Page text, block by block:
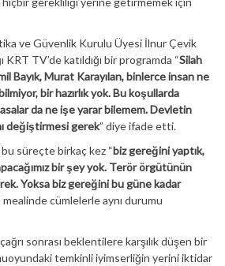
ve Güvenlik Kurulu Üyesi İlnur Çevik
KRT TV’de katıldığı bir programda “Silah
Bayık, Murat Karayılan, binlerce insan ne
bir hazırlık yok. Bu koşullarda
da ne işe yarar bilemem. Devletin
değiştirmesi gerek” diye ifade etti.
bu süreçte birkaç kez “biz gereğini yaptık,
bir şey yok. Terör örgütünün
Yoksa biz gereğini bu güne kadar
mealinde cümlelerle aynı durumu
sonrası beklentilere karşılık düşen bir
temkinli iyimserliğin yerini iktidar